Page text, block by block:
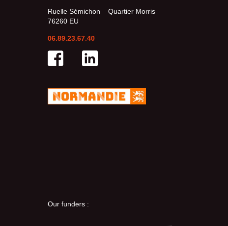
Ruelle Sémichon – Quartier Morris
76260 EU
06.89.23.67.40
Our funders :